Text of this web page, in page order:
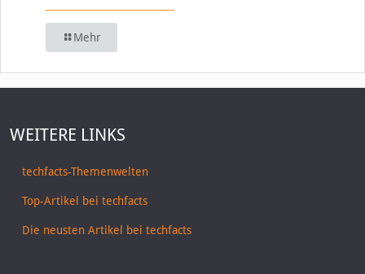
Mehr
WEITERE LINKS
techfacts-Themenwelten
Top-Artikel bei techfacts
Die neusten Artikel bei techfacts